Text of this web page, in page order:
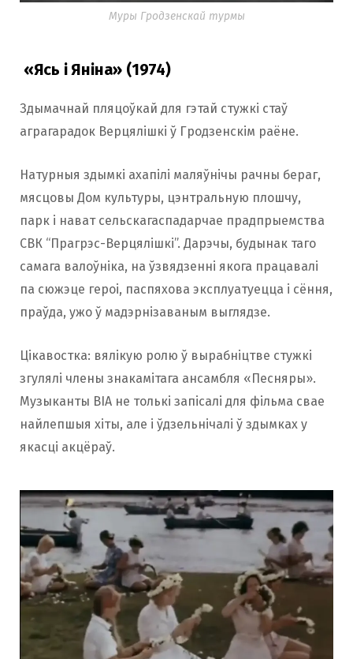
Муры Гродзенскай турмы
«Ясь і Яніна» (1974)
Здымачнай пляцоўкай для гэтай стужкі стаў
аграгарадок Верцялішкі ў Гродзенскім раёне.
Натурныя здымкі ахапілі маляўнічы рачны бераг,
мясцовы Дом культуры, цэнтральную плошчу,
парк і нават сельскагаспадарчае прадпрыемства
СВК “Прагрэс-Верцялішкі”. Дарэчы, будынак таго
самага валоўніка, на ўзвядзенні якога працавалі
па сюжэце героі, паспяхова эксплуатуецца і сёння,
праўда, ужо ў мадэрнізаваным выглядзе.
Цікавостка: вялікую ролю ў вырабніцтве стужкі
згулялі члены знакамітага ансамбля «Песняры».
Музыканты ВІА не толькі запісалі для фільма свае
найлепшыя хіты, але і ўдзельнічалі ў здымках у
якасці акцёраў.